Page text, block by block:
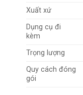
Xuất xứ
Dụng cụ đi
kèm
Trọng lượng
Quy cách đóng
gói